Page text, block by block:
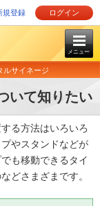
規登録 ログイン
メニュー
ルサイネージ
いて知りたい
る方法はいろいろ
やスタンドなどが
も移動できるタイ
どさまざまです。